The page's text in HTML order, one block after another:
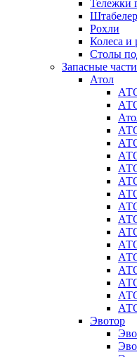
Тележки
Рохли
Колеса и
Столы
Запасные части
Атол
Эвотор